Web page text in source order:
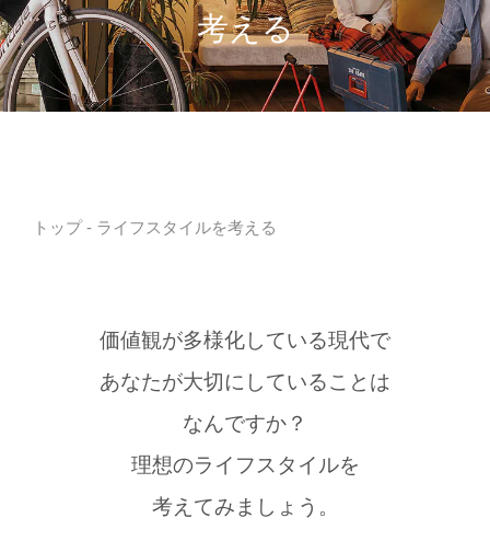
考える
トップ- ライフスタイルを考える
価値観が多様化している現代で
あなたが大切にしていることは
なんですか？
理想のライフスタイルを
考えてみましょう。